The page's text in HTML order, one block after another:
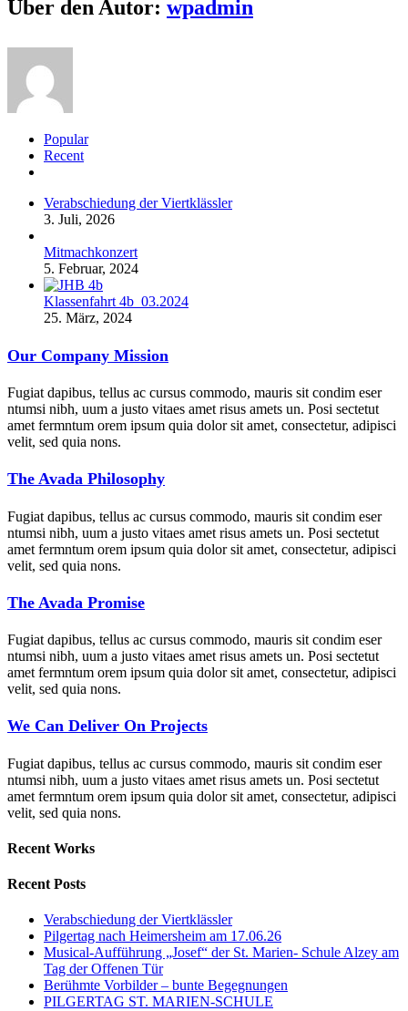
Über den Autor: wpadmin
Popular
Recent
Verabschiedung der Viertklässler
3. Juli, 2026
Mitmachkonzert
5. Februar, 2024
Klassenfahrt 4b_03.2024
25. März, 2024
Our Company Mission
Fugiat dapibus, tellus ac cursus commodo, mauris sit condim eser
ntumsi nibh, uum a justo vitaes amet risus amets un. Posi sectetut
amet fermntum orem ipsum quia dolor sit amet, consectetur, adipisci
velit, sed quia nons.
The Avada Philosophy
Fugiat dapibus, tellus ac cursus commodo, mauris sit condim eser
ntumsi nibh, uum a justo vitaes amet risus amets un. Posi sectetut
amet fermntum orem ipsum quia dolor sit amet, consectetur, adipisci
velit, sed quia nons.
The Avada Promise
Fugiat dapibus, tellus ac cursus commodo, mauris sit condim eser
ntumsi nibh, uum a justo vitaes amet risus amets un. Posi sectetut
amet fermntum orem ipsum quia dolor sit amet, consectetur, adipisci
velit, sed quia nons.
We Can Deliver On Projects
Fugiat dapibus, tellus ac cursus commodo, mauris sit condim eser
ntumsi nibh, uum a justo vitaes amet risus amets un. Posi sectetut
amet fermntum orem ipsum quia dolor sit amet, consectetur, adipisci
velit, sed quia nons.
Recent Works
Recent Posts
Verabschiedung der Viertklässler
Pilgertag nach Heimersheim am 17.06.26
Musical-Aufführung „Josef“ der St. Marien- Schule Alzey am
Tag der Offenen Tür
Berühmte Vorbilder – bunte Begegnungen
PILGERTAG ST. MARIEN-SCHULE